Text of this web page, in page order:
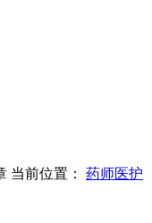
当前位置： 药师医护